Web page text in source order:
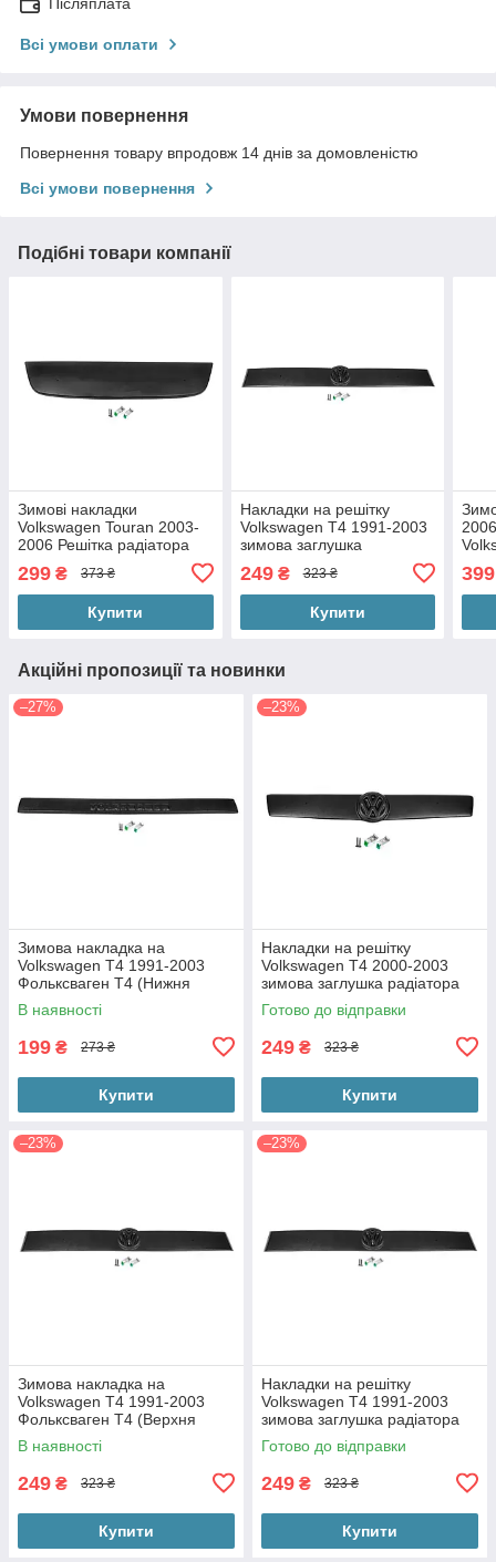
Післяплата
Всі умови оплати
Умови повернення
Повернення товару впродовж 14 днів за домовленістю
Всі умови повернення
Подібні товари компанії
Зимові накладки
Volkswagen Touran 2003-
2006 Решітка радіатора
накладка решітки
радіатора
299 ₴ 373 ₴
Купити
Накладки на решітку
Volkswagen T4 1991-2003
зимова заглушка
радіатора Фольксваген Т4
Транспортер накладка
249₴ 323 ₴
Купити
на
399
Акційні пропозиції та новинки
–27%
Зимова накладка на
Volkswagen T4 1991-2003
Фольксваген Т4 (Нижня
пряма матова на бампер з
кріпленнями)
В наявності
199 ₴ 273 ₴
Купити
–23%
Накладки на решітку
Volkswagen T4 2000-2003
зимова заглушка радіатора
Фольксваген Т4 Транспортер
накладка
Готово до відправки
249 ₴ 323 ₴
Купити
–23%
Зимова накладка на
Volkswagen T4 1991-2003
Фольксваген Т4 (Верхня
пряма матова на решітку з
кріпленнями)
В наявності
249 ₴ 323 ₴
Купити
–23%
Накладки на решітку
Volkswagen T4 1991-2003
зимова заглушка радіатора
Фольксваген Т4 Транспортер
накладка
Готово до відправки
249 ₴ 323 ₴
Купити